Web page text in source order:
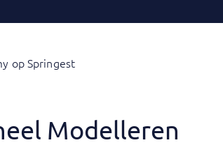
op Springest
Modelleren